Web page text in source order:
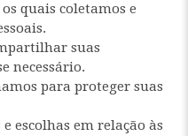
quais coletamos e
suas
necessário.
para proteger suas
escolhas em relação às